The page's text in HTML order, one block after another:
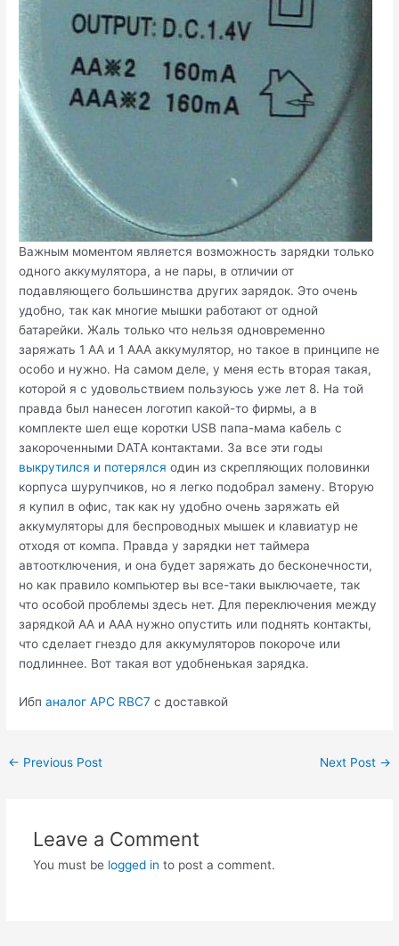
Важным моментом является возможность зарядки только
одного аккумулятора, а не пары, в отличии от
подавляющего большинства других зарядок. Это очень
удобно, так как многие мышки работают от одной
батарейки. Жаль только что нельзя одновременно
заряжать 1 АА и 1 ААА аккумулятор, но такое в принципе не
особо и нужно. На самом деле, у меня есть вторая такая,
которой я с удовольствием пользуюсь уже лет 8. На той
правда был нанесен логотип какой-то фирмы, а в
комплекте шел еще коротки USB папа-мама кабель с
закороченными DATA контактами. За все эти годы
выкрутился и потерялся один из скрепляющих половинки
корпуса шурупчиков, но я легко подобрал замену. Вторую
я купил в офис, так как ну удобно очень заряжать ей
аккумуляторы для беспроводных мышек и клавиатур не
отходя от компа. Правда у зарядки нет таймера
автоотключения, и она будет заряжать до бесконечности,
но как правило компьютер вы все-таки выключаете, так
что особой проблемы здесь нет. Для переключения между
зарядкой АА и ААА нужно опустить или поднять контакты,
что сделает гнездо для аккумуляторов покороче или
подлиннее. Вот такая вот удобненькая зарядка.
Ибпаналог APC RBC7 с доставкой
Post
← Previous Post Next Post →
Leave a Comment
You must be logged in to post a comment.